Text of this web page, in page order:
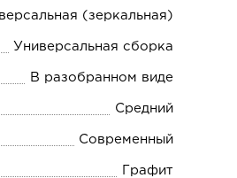
(зеркальная)
Универсальная сборка
В разобранном виде
Средний
Современный
Графит